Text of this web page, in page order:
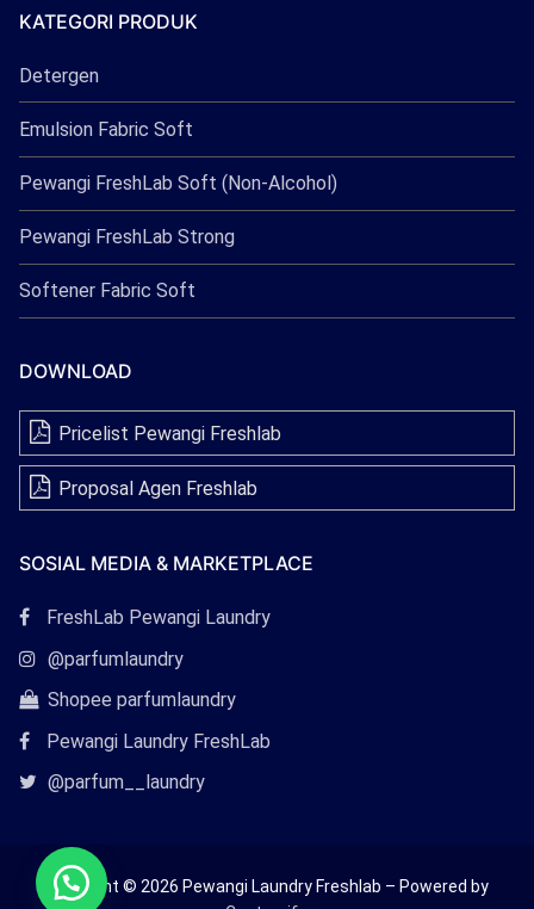
KATEGORI PRODUK
Detergen
Emulsion Fabric Soft
Pewangi FreshLab Soft (Non-Alcohol)
Pewangi FreshLab Strong
Softener Fabric Soft
DOWNLOAD
Pricelist Pewangi Freshlab
Proposal Agen Freshlab
SOSIAL MEDIA & MARKETPLACE
Tautan
Facebook
FreshLab Pewangi Laundry
Tautan
Instagram
@parfumlaundry
Tautan
Shopee
Shopee parfumlaundry
Pewangi Laundry FreshLab
Tautan@parfum__laundry
Copyright © 2026 Pewangi Laundry Freshlab – Powered by